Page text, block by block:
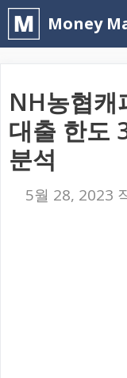
컨
텐
건
너
뛰
Money
NH농협캐
대출 한도
분석
5월 28, 2023